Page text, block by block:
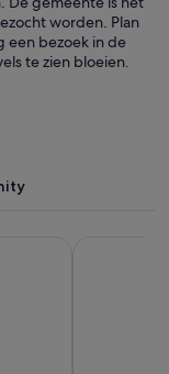
worden. Plan
een bezoek in de
te zien bloeien.